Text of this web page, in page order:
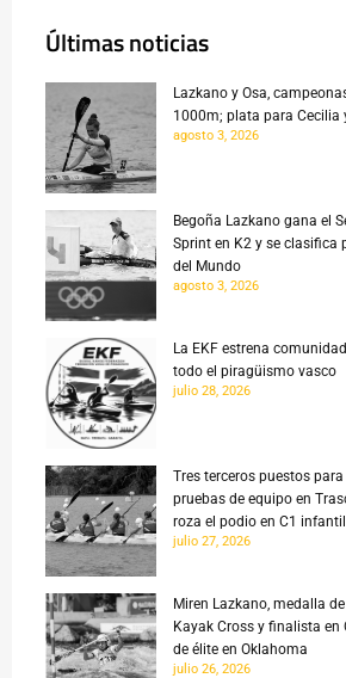
Últimas noticias
Lazkano y Osa,
1000m; plata para Cecilia
agosto 3, 2026
Begoña Lazkano gana el
Sprint en K2 y se clasifica
del Mundo
agosto 3, 2026
La EKF estrena
todo el piragüismo vasco
julio 28, 2026
Tres terceros puestos
pruebas de equipo en
roza el podio en C1 infantil
julio 27, 2026
Miren Lazkano, medalla
Kayak Cross y finalista en
de élite en Oklahoma
julio 26, 2026